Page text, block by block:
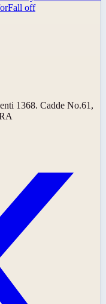
Fall off
1368. Cadde No.61,